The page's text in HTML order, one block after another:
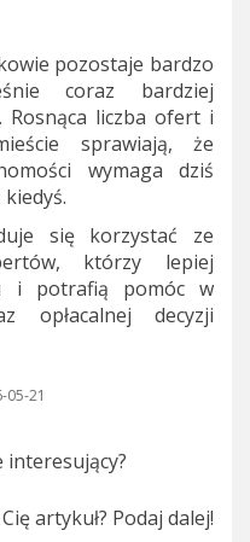
pozostaje bardzo
coraz bardziej
Rosnąca liczba ofert i
sprawiają, że
wymaga dziś
się korzystać ze
którzy lepiej
i potrafią pomóc w
opłacalnej decyzji
21
interesujący?
artykuł? Podaj dalej!